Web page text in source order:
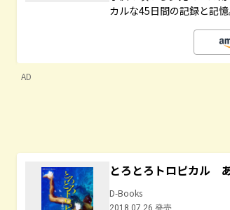
カルな45日間の記録と記憶
AD
とろとろトロピカル
D-Books
2018.07.26 発売